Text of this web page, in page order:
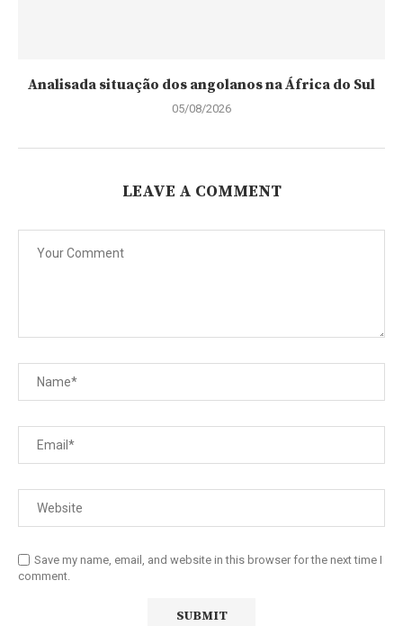
Analisada situação dos angolanos na África do Sul
05/08/2026
LEAVE A COMMENT
Save my name, email, and website in this browser for the next time I
comment.